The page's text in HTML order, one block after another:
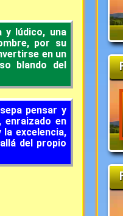
y lúdico, una
por su
en un
blando del
pensar y
enraizado en
excelencia,
del propio